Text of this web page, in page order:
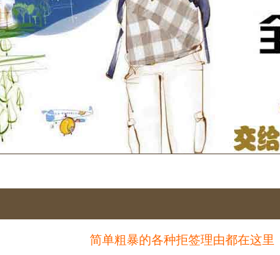
简单粗暴的各种拒签理由都在这里